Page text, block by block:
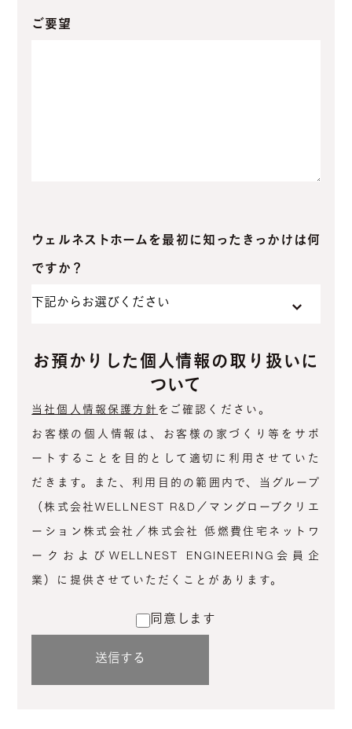
ご要望
ウェルネストホームを最初に知ったきっかけは何
ですか？
お預かりした個人情報の取り扱いに
ついて
当社個人情報保護方針 をご確認ください。
お客様の個人情報は、お客様の家づくり等をサポ
ートすることを目的として適切に利用させていた
だきます。また、利用目的の範囲内で、当グループ
（株式会社WELLNEST R&D／マングローブクリエ
ーション株式会社／株式会社 低燃費住宅ネットワ
ークおよびWELLNEST ENGINEERING会員企
業）に提供させていただくことがあります。
同意します
送信する